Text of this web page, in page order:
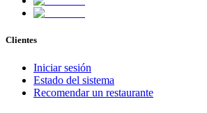
Clientes
Iniciar sesión
Estado del sistema
Recomendar un restaurante